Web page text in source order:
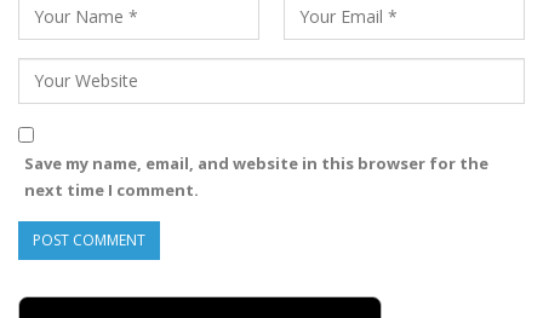
Save my name, email, and website in this browser for the
next time I comment.